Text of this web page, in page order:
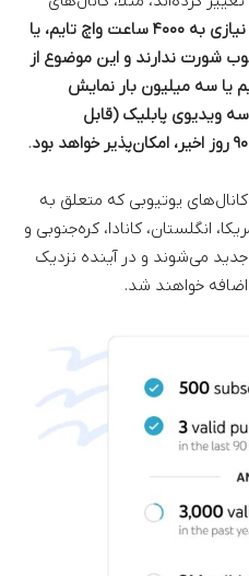
دیگر نیازی به ۴۰۰۰ ساعت واچ تایم، یا
شورت ندارند و این موضوع از
واچ تایم یا سه میلیون بار نمایش
ویدیوی پابلیک (قابل
.
کانال‌های یوتیوبی که متعلق به
انگلستان، کانادا،‌ کره‌جنوبی و
می‌شوند و در آینده نزدیک
خواهند شد.